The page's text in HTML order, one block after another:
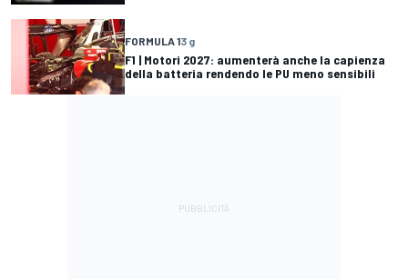
FORMULA 13 g
F1 | Motori 2027: aumenterà anche la capienza
della batteria rendendo le PU meno sensibili